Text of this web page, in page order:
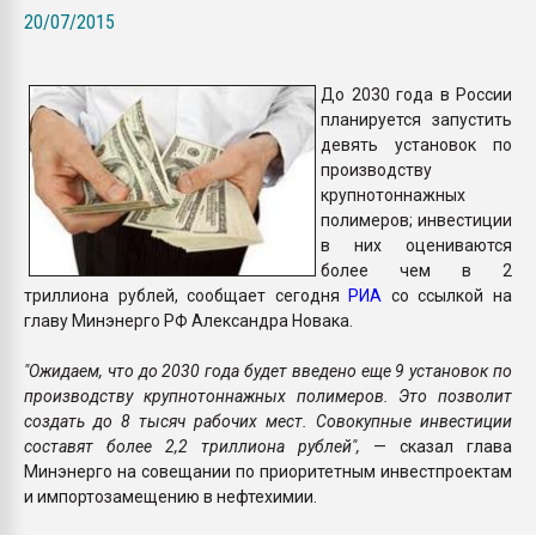
20/07/2015
До 2030 года в России
планируется запустить
девять установок по
производству
крупнотоннажных
полимеров; инвестиции
в них оцениваются
более чем в 2
триллиона рублей, сообщает сегодняРИА со ссылкой на
главу Минэнерго РФ Александра Новака.
"Ожидаем, что до 2030 года будет введено еще 9 установок по
производству крупнотоннажных полимеров. Это позволит
создать до 8 тысяч рабочих мест. Совокупные инвестиции
составят более 2,2 триллиона рублей", — сказал глава
Минэнерго на совещании по приоритетным инвестпроектам
и импортозамещению в нефтехимии.